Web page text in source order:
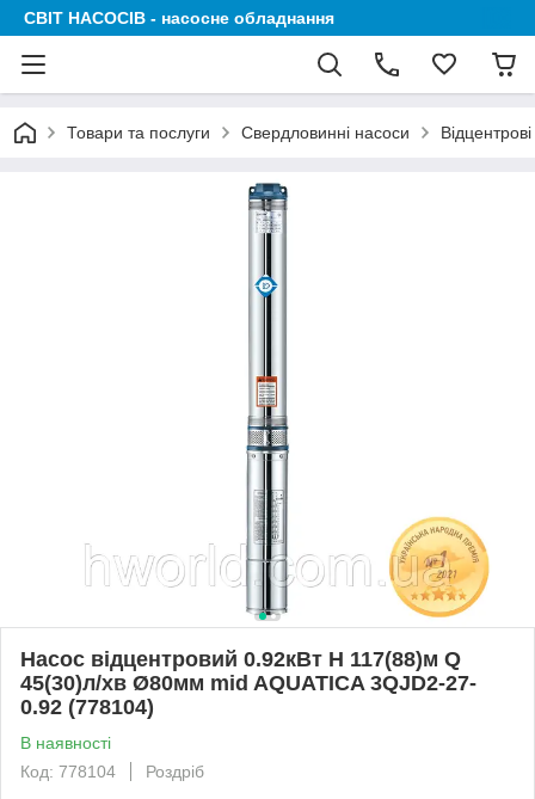
СВІТ НАСОСІВ - насосне обладнання
Товари та послуги Свердловинні насоси
Насос відцентровий 0.92кВт H 117(88)м Q
45(30)л/хв Ø80мм mid AQUATICA 3QJD2-27-
0.92 (778104)
В наявності
Код: 778104
Роздріб